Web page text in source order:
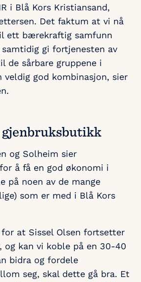
i Blå Kors Kristiansand,
Det faktum at vi nå
ett bærekraftig samfunn
gi fortjenesten av
de sårbare gruppene i
veldig god kombinasjon, sier
gjenbruksbutikk
og Solheim sier
å få en god økonomi i
på noen av de mange
som er med i Blå Kors
at Sissel Olsen fortsetter
og kan vi koble på en 30-40
bidra og fordele
seg, skal dette gå bra. Et